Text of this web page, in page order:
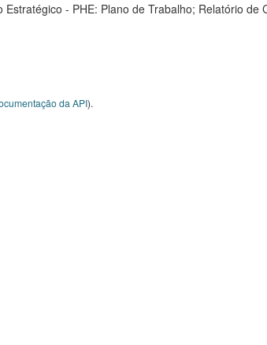
- PHE: Plano de Trabalho; Relatório de
da API).